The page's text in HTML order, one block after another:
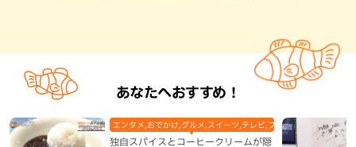
あなたへおすすめ！
独自スパイスとコーヒークリームが隠
エンタメ,おでかけ,グルメ,スイーツ,テレビ,ブッフェ・バイキング,